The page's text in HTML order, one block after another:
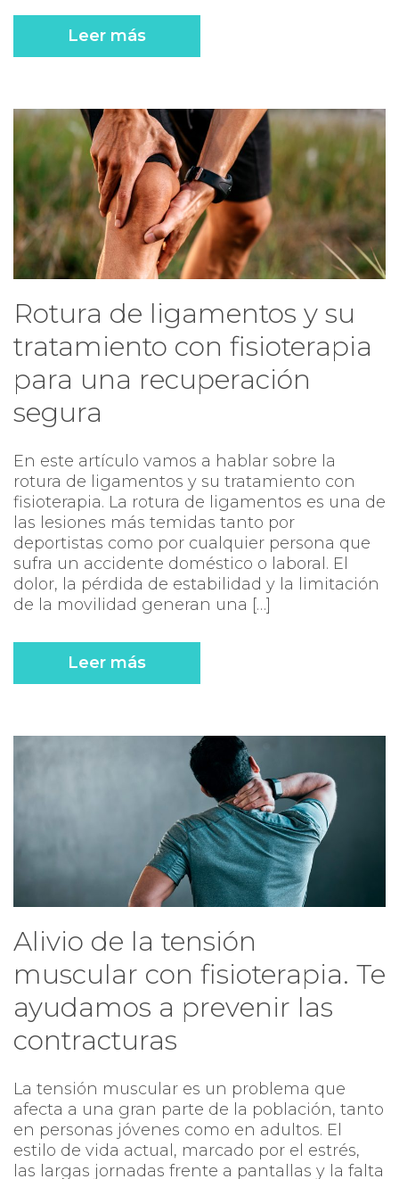
Leer más
Rotura de ligamentos y su
tratamiento con fisioterapia
para una recuperación
segura
En este artículo vamos a hablar sobre la
rotura de ligamentos y su tratamiento con
fisioterapia. La rotura de ligamentos es una de
las lesiones más temidas tanto por
deportistas como por cualquier persona que
sufra un accidente doméstico o laboral. El
dolor, la pérdida de estabilidad y la limitación
de la movilidad generan una […]
Leer más
Alivio de la tensión
muscular con fisioterapia. Te
ayudamos a prevenir las
contracturas
La tensión muscular es un problema que
afecta a una gran parte de la población, tanto
en personas jóvenes como en adultos. El
estilo de vida actual, marcado por el estrés,
las largas jornadas frente a pantallas y la falta